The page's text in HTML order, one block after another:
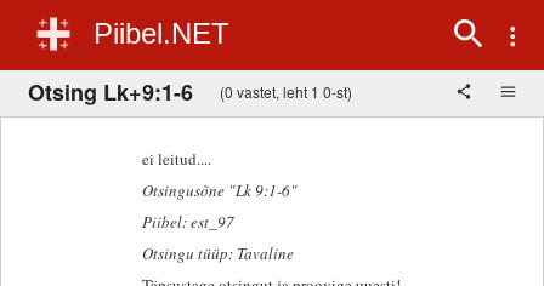
Piibel.NET
Otsing Lk+9:1-6 (0 vastet, leht 1 0-st)
ei leitud....
Otsingusõne "Lk 9:1-6"
Piibel: est_97
Otsingu tüüp: Tavaline